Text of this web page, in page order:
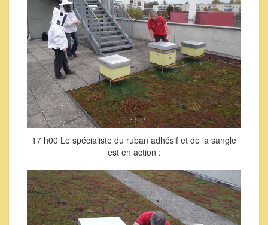
17 h00 Le spécialiste du ruban adhésif et de la sangle
est en action :